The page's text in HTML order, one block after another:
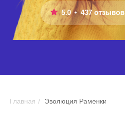
5.0 • 437 отзывов
Главная / Эволюция Раменки